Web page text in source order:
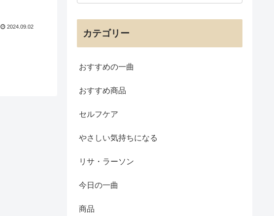
2024.09.02
カテゴリー
おすすめの一曲
おすすめ商品
セルフケア
やさしい気持ちになる
リサ・ラーソン
今日の一曲
商品